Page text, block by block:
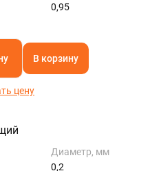
0,95
В корзину
цену
Диаметр, мм
0,2